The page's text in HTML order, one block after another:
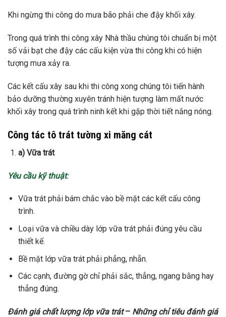
Khi ngừng thi công do mưa bão phải che đậy khối xây.
Trong quá trình thi công xây Nhà thầu chúng tôi chuẩn bị một
số vải bạt che đậy các cấu kiện vừa thi công khi có hiện
tượng mưa xảy ra.
Các kết cấu xây sau khi thi công xong chúng tôi tiến hành
bảo dưỡng thường xuyên tránh hiện tượng làm mất nước
khối xây trong quá trình ninh kết khi gặp thời tiết nắng nóng.
Công tác tô trát tường xi măng cát
a) Vữa trát
Yêu cầu kỹ thuật:
Vữa trát phải bám chắc vào bề mặt các kết cấu công
trình.
Loại vữa và chiều dày lớp vữa trát phải đúng yêu cầu
thiết kế.
Bề mặt lớp vữa trát phải phẳng, nhẵn.
Các cạnh, đường gờ chỉ phải sắc, thẳng, ngang bằng hay
thẳng đúng.
Đánh giá chất lượng lớp vữa trát– Những chỉ tiêu đánh giá